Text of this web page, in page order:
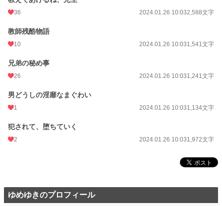
36 2024.01.26 10:032,588文字
教師残酷物語
10 2024.01.26 10:031,541文字
兄弟の秘め事
26 2024.01.26 10:031,241文字
男どうしの淫靡なまぐわい
1 2024.01.26 10:031,134文字
犯されて、堕ちていく
2 2024.01.26 10:031,972文字
ゆめゆきのプロフィール